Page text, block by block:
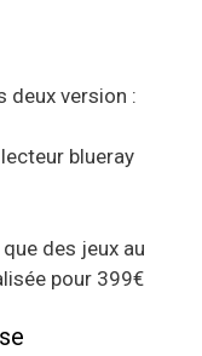
deux version :
blueray
des jeux au
pour 399€